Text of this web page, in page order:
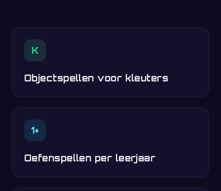
K
Objectspellen voor kleuters
1+
Oefenspellen per leerjaar